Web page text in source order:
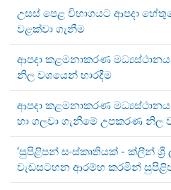
උසස් පෙළ විභාගයට ආපදා
වළක්වා ගැනීම
ආපදා කළමනාකරණ
නිල වශයෙන් භාරදීම
ආපදා කළමනාකරණ
හා ගලවා ගැනීමේ උපකරණ නිල
‘සුපිළිපන් සංස්කෘතියක් - ක්ලීන් ශ්‍රී
වැඩසටහන ආරම්භ කරමින්